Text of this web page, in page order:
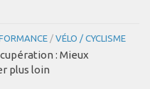
/ VÉLO / CYCLISME
: Mieux
plus loin